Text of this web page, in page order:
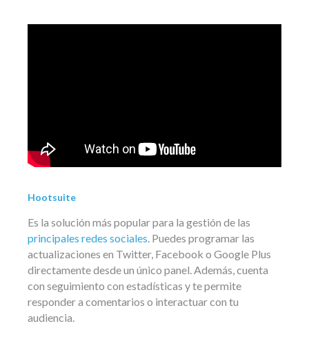
Hootsuite
Es la solución más popular para la gestión de las
principales redes sociales. Puedes programar las
actualizaciones en Twitter, Facebook o Google Plus
directamente desde un único panel. Además, cuenta
con seguimiento con estadísticas y te permite
responder a comentarios o interactuar con tu
audiencia.